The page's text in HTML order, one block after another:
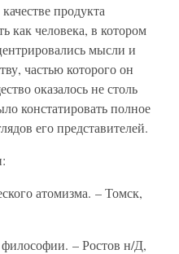
продукта
как человека, в котором
мысли и
частью которого он
оказалось не столь
констатировать полное
его представителей.
атомизма. – Томск,
философии. – Ростов н/Д,